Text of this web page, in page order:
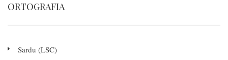
ORTOGRAFIA
Sardu (LSC)